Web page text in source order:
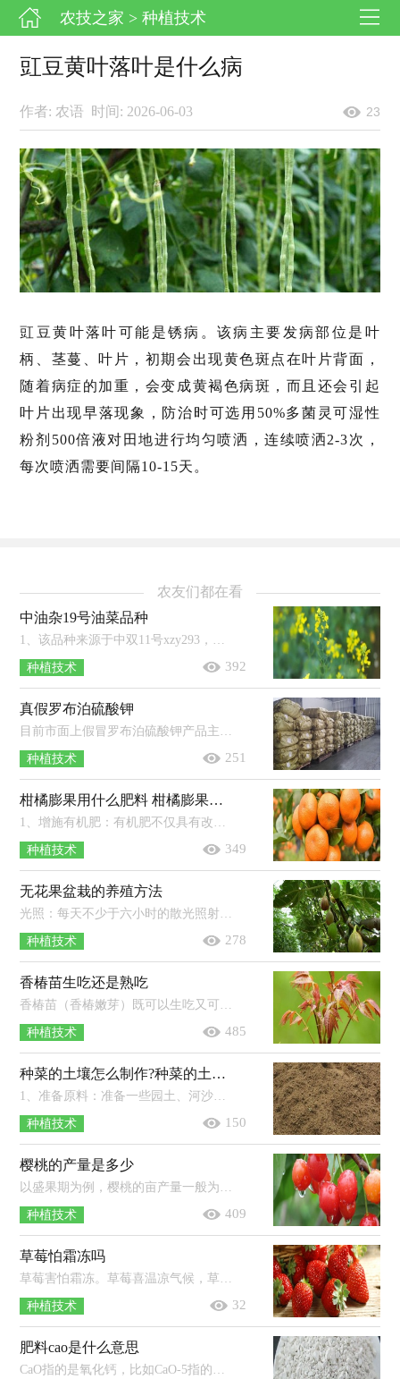
农技之家 > 种植技术
豇豆黄叶落叶是什么病
作者: 农语 时间: 2026-06-03 23
豇豆黄叶落叶可能是锈病。该病主要发病部位是叶
柄、茎蔓、叶片，初期会出现黄色斑点在叶片背面，
随着病症的加重，会变成黄褐色病斑，而且还会引起
叶片出现早落现象，防治时可选用50%多菌灵可湿性
粉剂500倍液对田地进行均匀喷洒，连续喷洒2-3次，
每次喷洒需要间隔10-15天。
农友们都在看
中油杂19号油菜品种
1、该品种来源于中双11号xzy293，在2014年1月17日审定通过。2、该品种是甘蓝型半冬性化学诱导雄性不育两系杂交品种，230天的生育期。...
种植技术 392
真假罗布泊硫酸钾
目前市面上假冒罗布泊硫酸钾产品主要有：硫酸铵冒充硫酸钾、氯化钾冒充硫酸钾等。真正的罗布泊硫酸钾K2O含量均在51%以上，且不含游离...
种植技术 251
柑橘膨果用什么肥料 柑橘膨果是什么时候
1、增施有机肥：有机肥不仅具有改善土壤，增强土壤透气性的作用，还有利于根系生长与呼吸。2、少施氮肥：如果柑橘植株体内的氮肥过多，不仅...
种植技术 349
无花果盆栽的养殖方法
光照：每天不少于六小时的散光照射，中午要适当遮阴，冬季可接受全光照。土壤：排水性好，且疏松度较高的土壤比较适合无花果生长。温度：保持...
种植技术 278
香椿苗生吃还是熟吃
种植技术 485
种菜的土壤怎么制作?种菜的土壤是酸性好还是碱性好
种植技术 150
樱桃的产量是多少
种植技术 409
草莓怕霜冻吗
种植技术 32
肥料cao是什么意思